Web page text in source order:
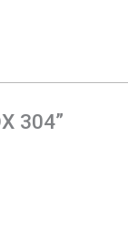
304”